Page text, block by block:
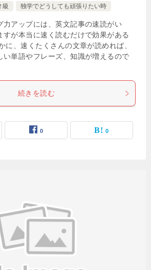
級 独学でどうしても頑張りたい時
力アップには、英文記事の速読がい
すが本当に速く読むだけで効果がある
に、速くたくさんの文章が読めれば、
い単語やフレーズ、知識が増えるので
続きを読む
0 0